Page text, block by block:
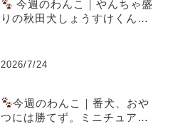
今週のわんこ｜やんちゃ盛
りの秋田犬しょうすけくん～
2026/7/24
今週のわんこ｜番犬、おや
つには勝てず。ミニチュア・